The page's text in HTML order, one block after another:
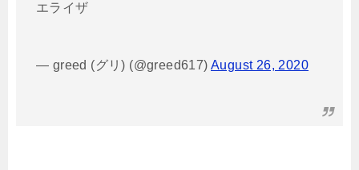
エライザ
— greed (グリ) (@greed617)August 26, 2020